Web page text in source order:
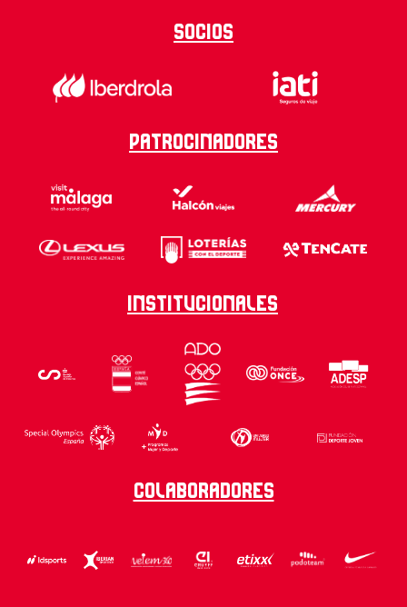
Socios
Patrocinadores
Institucionales
Colaboradores